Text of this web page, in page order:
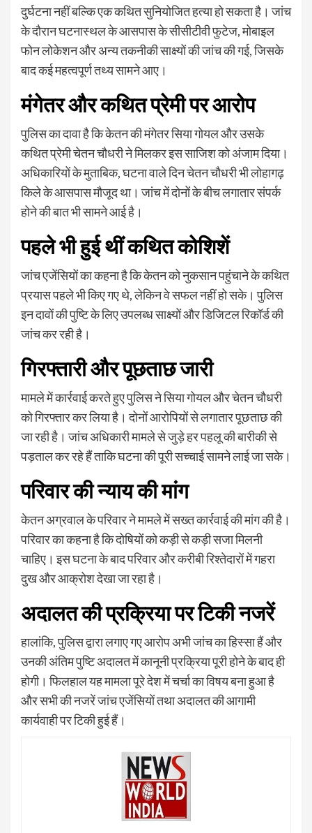
दुर्घटना नहीं बल्कि एक कथित सुनियोजित हत्या हो सकता है। जांच
के दौरान घटनास्थल के आसपास के सीसीटीवी फुटेज, मोबाइल
फोन लोकेशन और अन्य तकनीकी साक्ष्यों की जांच की गई, जिसके
बाद कई महत्वपूर्ण तथ्य सामने आए।
मंगेतर और कथित प्रेमी पर आरोप
पुलिस का दावा है कि केतन की मंगेतर सिया गोयल और उसके
कथित प्रेमी चेतन चौधरी ने मिलकर इस साजिश को अंजाम दिया।
अधिकारियों के मुताबिक, घटना वाले दिन चेतन चौधरी भी लोहागढ़
किले के आसपास मौजूद था। जांच में दोनों के बीच लगातार संपर्क
होने की बात भी सामने आई है।
पहले भी हुई थीं कथित कोशिशें
जांच एजेंसियों का कहना है कि केतन को नुकसान पहुंचाने के कथित
प्रयास पहले भी किए गए थे, लेकिन वे सफल नहीं हो सके। पुलिस
इन दावों की पुष्टि के लिए उपलब्ध साक्ष्यों और डिजिटल रिकॉर्ड की
जांच कर रही है।
गिरफ्तारी और पूछताछ जारी
मामले में कार्रवाई करते हुए पुलिस ने सिया गोयल और चेतन चौधरी
को गिरफ्तार कर लिया है। दोनों आरोपियों से लगातार पूछताछ की
जा रही है। जांच अधिकारी मामले से जुड़े हर पहलू की बारीकी से
पड़ताल कर रहे हैं ताकि घटना की पूरी सच्चाई सामने लाई जा सके।
परिवार की न्याय की मांग
केतन अग्रवाल के परिवार ने मामले में सख्त कार्रवाई की मांग की है।
परिवार का कहना है कि दोषियों को कड़ी से कड़ी सजा मिलनी
चाहिए। इस घटना के बाद परिवार और करीबी रिश्तेदारों में गहरा
दुख और आक्रोश देखा जा रहा है।
अदालत की प्रक्रिया पर टिकी नजरें
हालांकि, पुलिस द्वारा लगाए गए आरोप अभी जांच का हिस्सा हैं और
उनकी अंतिम पुष्टि अदालत में कानूनी प्रक्रिया पूरी होने के बाद ही
होगी। फिलहाल यह मामला पूरे देश में चर्चा का विषय बना हुआ है
और सभी की नजरें जांच एजेंसियों तथा अदालत की आगामी
कार्यवाही पर टिकी हुई हैं।